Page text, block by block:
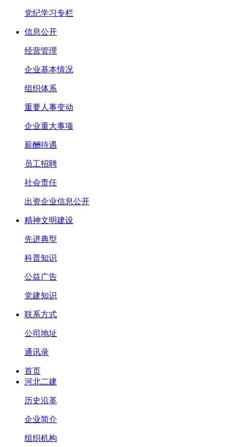
党纪学习专栏
信息公开
经营管理
企业基本情况
组织体系
重要人事变动
企业重大事项
薪酬待遇
员工招聘
社会责任
出资企业信息公开
精神文明建设
先进典型
科普知识
公益广告
党建知识
联系方式
公司地址
通讯录
首页
河北二建
历史沿革
企业简介
组织机构